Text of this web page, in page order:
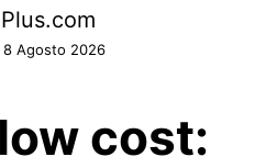
8 Agosto 2026
cost: